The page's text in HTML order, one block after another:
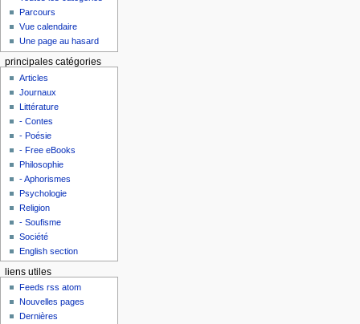
Parcours
Vue calendaire
Une page au hasard
principales catégories
Articles
Journaux
Littérature
- Contes
- Poésie
- Free eBooks
Philosophie
- Aphorismes
Psychologie
Religion
- Soufisme
Société
English section
liens utiles
Feeds rss atom
Nouvelles pages
Dernières